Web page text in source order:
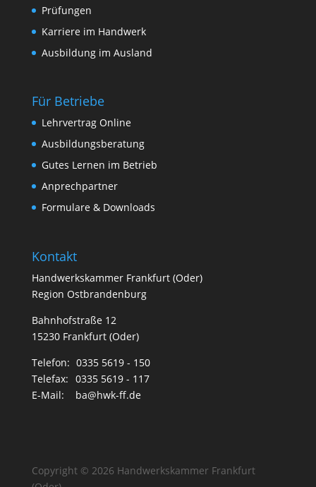
Prüfungen
Karriere im Handwerk
Ausbildung im Ausland
Für Betriebe
Lehrvertrag Online
Ausbildungsberatung
Gutes Lernen im Betrieb
Anprechpartner
Formulare & Downloads
Kontakt
Handwerkskammer Frankfurt (Oder)
Region Ostbrandenburg
Bahnhofstraße 12
15230 Frankfurt (Oder)
Telefon: 0335 5619 - 150
Telefax: 0335 5619 - 117
E-Mail:
ba@hwk-ff.de
Copyright © 2026 Handwerkskammer Frankfurt